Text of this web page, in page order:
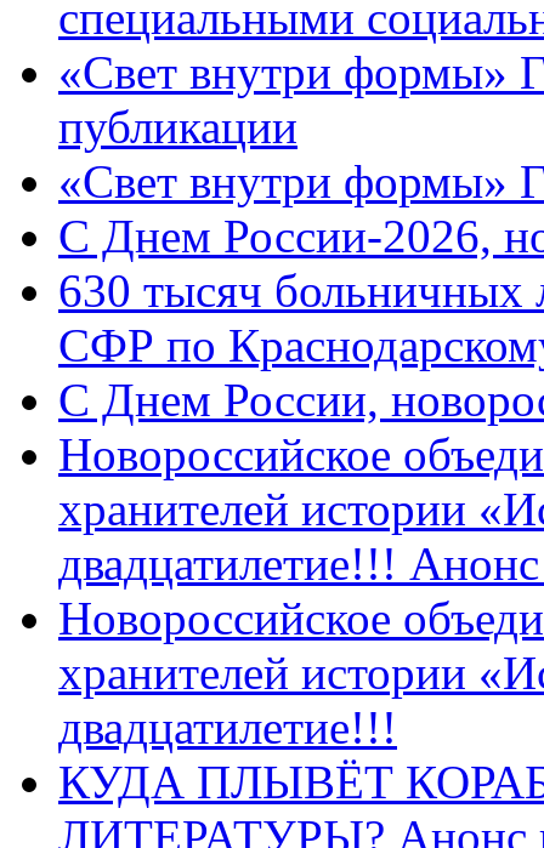
специальными
«Свет внутри формы»
публикации
«Свет внутри формы»
C Днем России-2026,
630 тысяч больничных
СФР по
C Днем России,
Новороссийское
хранителей истории
двадцатилетие!!!
Новороссийское
хранителей истории
двадцатилетие!!!
КУДА ПЛЫВЁТ
ЛИТЕРАТУРЫ? Анонс